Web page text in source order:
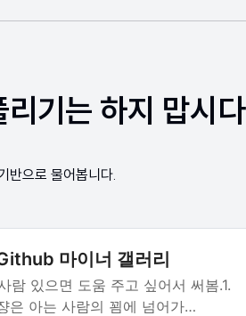
기는 하지 맙시다
반으로 물어봅니다.
마이너 갤러리
람 있으면 도움 주고 싶어서 써봄.1.
은 아는 사람의 꾐에 넘어가